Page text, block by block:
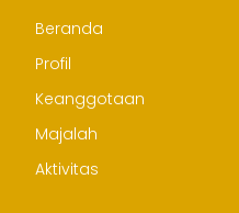
Beranda
Profil
Keanggotaan
Majalah
Aktivitas